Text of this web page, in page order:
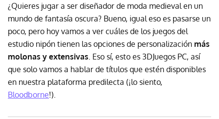
¿Quieres jugar a ser diseñador de moda medieval en un
mundo de fantasía oscura? Bueno, igual eso es pasarse un
poco, pero hoy vamos a ver cuáles de los juegos del
estudio nipón tienen las opciones de personalización más
molonas y extensivas . Eso sí, esto es 3DJuegos PC, así
que solo vamos a hablar de títulos que estén disponibles
en nuestra plataforma predilecta (¡lo siento,
Bloodborne!).